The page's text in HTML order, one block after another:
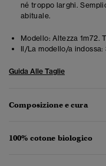
né troppo larghi.
abituale.
Modello: Altezza 1m72.
Il/La modello/a indossa:
Guida Alle Taglie
Composizione e cura
100% cotone biologico